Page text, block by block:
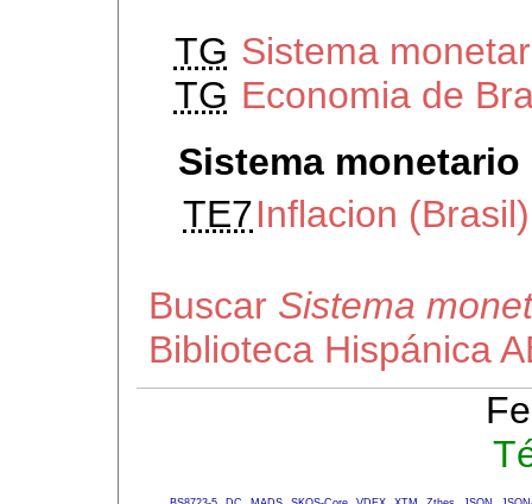
TG Sistema
TG Economia de
Sistema
TE7Inflacion (Brasil)
Buscar Sistema
Biblioteca Hispánica